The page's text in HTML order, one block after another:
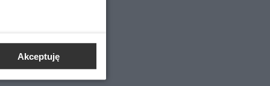
Akceptuję